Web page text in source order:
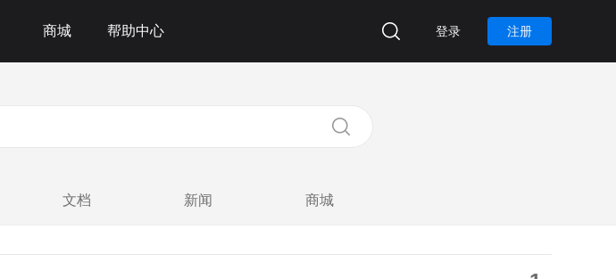
商城 帮助中心 登录 注册
文档 新闻 商城